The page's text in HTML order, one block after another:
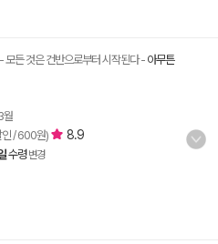
모든 것은 건반으로부터 시작된다- 아무튼
월
인 / 600원) 8.9
수령 변경